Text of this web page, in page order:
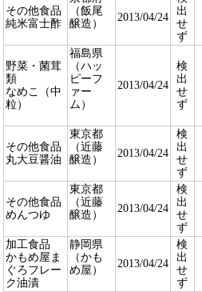
その他食品
純米富士酢
（飯尾
醸造）
2013/04/24
出
せ
ず
野菜・菌茸
類
なめこ（中
粒）
福島県
（ハッ
ピーフ
ァー
ム）
2013/04/24
検
出
せ
ず
その他食品
丸大豆醤油
東京都
（近藤
醸造）
2013/04/24
検
出
せ
ず
その他食品
めんつゆ
東京都
（近藤
醸造）
2013/04/24
検
出
せ
ず
加工食品
かもめ屋ま
ぐろフレー
ク油漬
静岡県
（かも
め屋）
2013/04/24
検
出
せ
ず